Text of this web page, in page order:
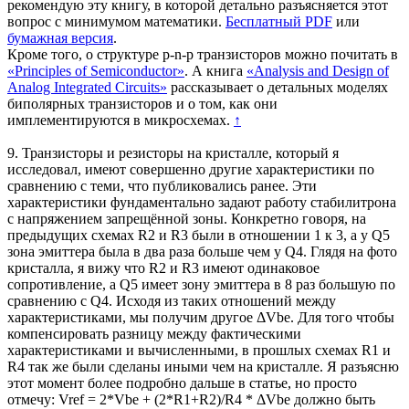
рекомендую эту книгу, в которой детально разъясняется этот
вопрос с минимумом математики. Бесплатный PDF или
бумажная версия.
Кроме того, о структуре p-n-p транзисторов можно почитать в
«Principles of Semiconductor». А книга «Analysis and Design of
Analog Integrated Circuits» рассказывает о детальных моделях
биполярных транзисторов и о том, как они
имплементируются в микросхемах. ↑
9. Транзисторы и резисторы на кристалле, который я
исследовал, имеют совершенно другие характеристики по
сравнению с теми, что публиковались ранее. Эти
характеристики фундаментально задают работу стабилитрона
с напряжением запрещённой зоны. Конкретно говоря, на
предыдущих схемах R2 и R3 были в отношении 1 к 3, а у Q5
зона эмиттера была в два раза больше чем у Q4. Глядя на фото
кристалла, я вижу что R2 и R3 имеют одинаковое
сопротивление, а Q5 имеет зону эмиттера в 8 раз большую по
сравнению с Q4. Исходя из таких отношений между
характеристиками, мы получим другое ΔVbe. Для того чтобы
компенсировать разницу между фактическими
характеристиками и вычисленными, в прошлых схемах R1 и
R4 так же были сделаны иными чем на кристалле. Я разъясню
этот момент более подробно дальше в статье, но просто
отмечу: Vref = 2*Vbe + (2*R1+R2)/R4 * ΔVbe должно быть